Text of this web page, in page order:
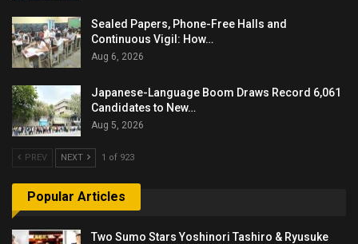
Sealed Papers, Phone-Free Halls and
Continuous Vigil: How…
Aug 6, 2026
Japanese-Language Boom Draws Record 6,061
Candidates to New…
Aug 5, 2026
PREV NEXT 1 of 923
Popular Articles
Two Sumo Stars Yoshinori Tashiro & Ryusuke